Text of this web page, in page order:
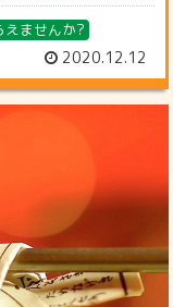
えませんか?
2020.12.12